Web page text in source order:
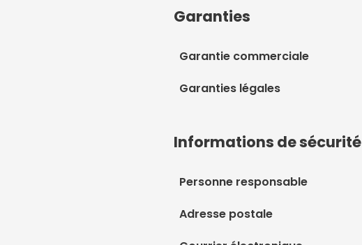
Garanties
Garantie commerciale
Garanties légales
Informations de sécurité
Personne responsable
Adresse postale